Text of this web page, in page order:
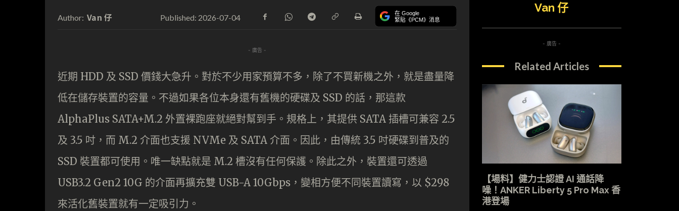
Author: Van 仔 Published: 2026-07-04 在 Google
緊貼《PCM》消息
- 廣告 -
近期 HDD 及 SSD 價錢大急升。對於不少用家預算不多，除了不買新機之外，就是盡量降
低在儲存裝置的容量。不過如果各位本身還有舊機的硬碟及 SSD 的話，那這款
AlphaPlus SATA+M.2 外置裸跑座就絕對幫到手。規格上，其提供 SATA 插槽可兼容 2.5
及 3.5 吋，而 M.2 介面也支援 NVMe 及 SATA 介面。因此，由傳統 3.5 吋硬碟到普及的
SSD 裝置都可使用。唯一缺點就是 M.2 槽沒有任何保護。除此之外，裝置還可透過
USB3.2 Gen2 10G 的介面再擴充雙 USB-A 10Gbps，變相方便不同裝置讀寫，以 $298
來活化舊裝置就有一定吸引力。
Van 仔
- 廣告 -
Related Articles
【場料】健力士認證 AI 通話降
噪！ANKER Liberty 5 Pro Max 香
港登場